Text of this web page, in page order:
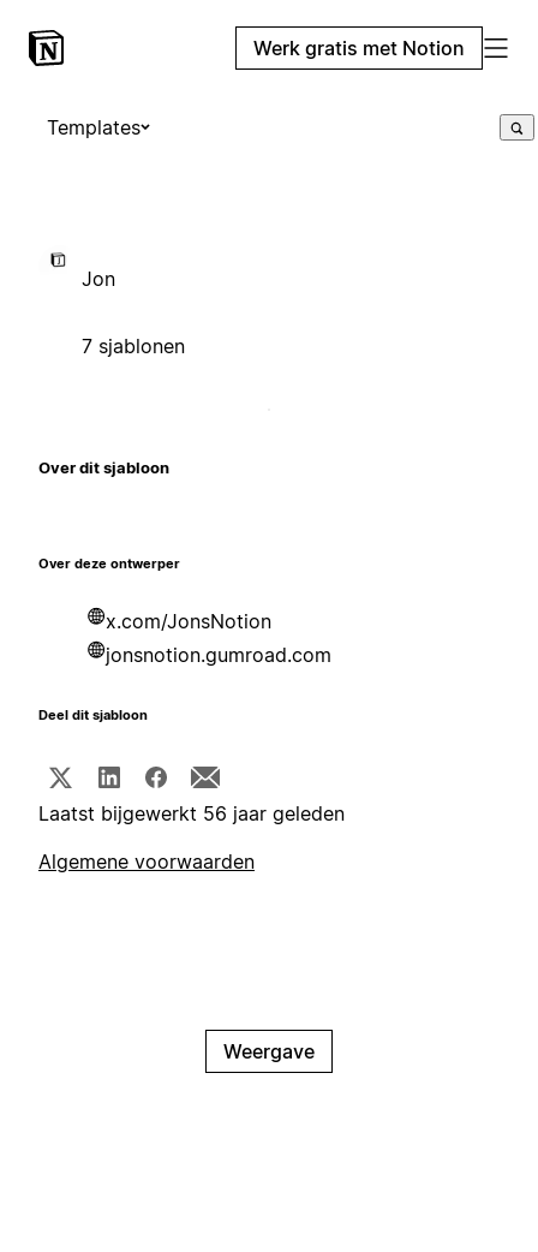
Werk gratis met Notion
Templates
Jon
7 sjablonen
Over dit sjabloon
Over deze ontwerper
x.com/JonsNotion
jonsnotion.gumroad.com
Deel dit sjabloon
Laatst bijgewerkt 56 jaar geleden
Algemene voorwaarden
Weergave